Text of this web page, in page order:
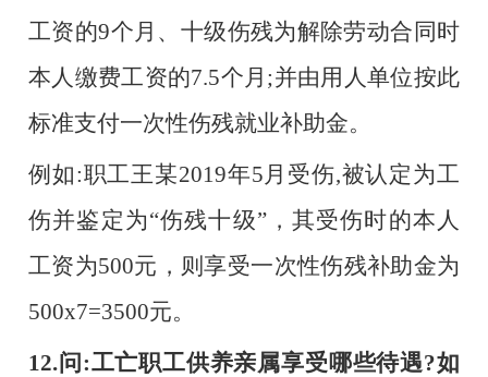
工资的9个月、十级伤残为解除劳动合同时
本人缴费工资的7.5个月;并由用人单位按此
标准支付一次性伤残就业补助金。
例如:职工王某2019年5月受伤,被认定为工
伤并鉴定为“伤残十级”，其受伤时的本人
工资为500元，则享受一次性伤残补助金为
500x7=3500元。
12.问:工亡职工供养亲属享受哪些待遇?如